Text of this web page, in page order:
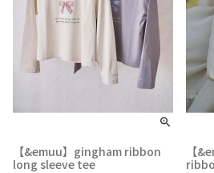
【&emuu】gingham ribbon
long sleeve tee
【